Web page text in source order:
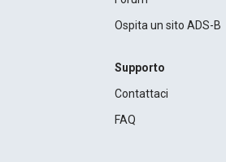
Ospita un sito ADS-B
Supporto
Contattaci
FAQ